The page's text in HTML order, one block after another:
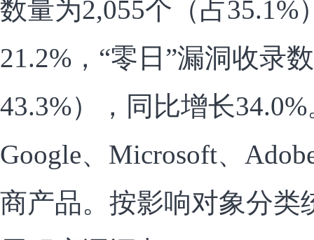
数量为2,055个（占35.1%
21.2%，“零日”漏洞收录
43.3%），同比增长
Google、Microsoft、
商产品。按影响对象分类